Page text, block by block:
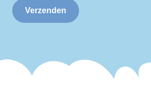
Verzenden